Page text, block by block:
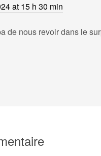
at 15 h 30 min
de nous revoir dans le